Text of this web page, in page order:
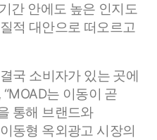
간 안에도 높은 인지도
적 대안으로 떠오르고
국 소비자가 있는 곳에
는 이동이 곧
통해 브랜드와
동형 옥외광고 시장의